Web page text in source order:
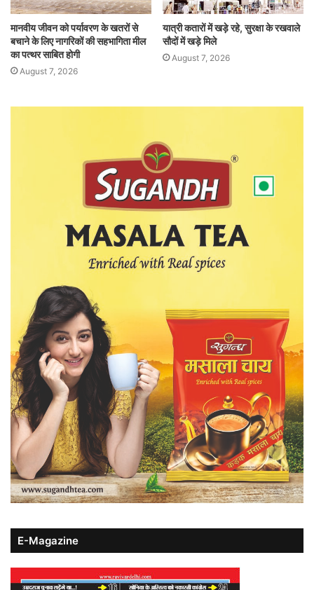
मानवीय जीवन को पर्यावरण के खतरों से
बचाने के लिए नागरिकों की सहभागिता मील
का पत्थर साबित होगी
August 7, 2026
यात्री कतारों में खड़े रहे, सुरक्षा के रखवाले
सौदों में खड़े मिले
August 7, 2026
E-Magazine